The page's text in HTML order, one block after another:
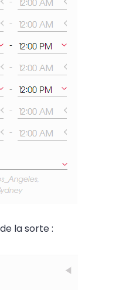
la sorte :